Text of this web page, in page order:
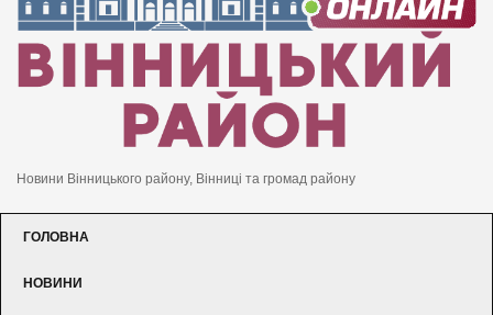
Новини Вінницького району, Вінниці та громад району
ГОЛОВНА
НОВИНИ